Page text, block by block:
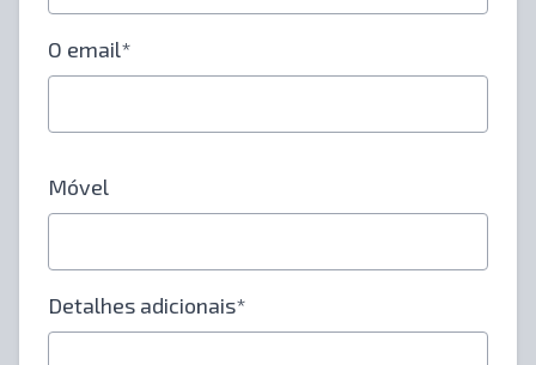
O email*
Móvel
Detalhes adicionais*